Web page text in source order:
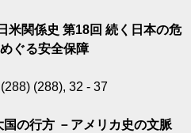
米関係史 第18回 続く日本の危
ぐる安全保障
(288), 32 - 37
の行方 －アメリカ史の文脈